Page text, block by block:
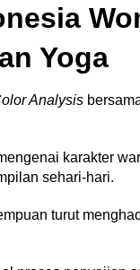
Yoga
Analysis
karakter
sehari-hari.
turut